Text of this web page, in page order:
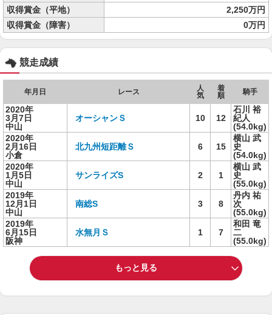
収得賞金（平地）
2,250万円
収得賞金（障害）
0万円
競走成績
年月日 レース
人
気
着
順
騎手
2020年
3月7日
中山
オーシャンＳ 10 12
石川 裕
紀人
(54.0kg)
2020年
2月16日
小倉
北九州短距離Ｓ 6 15
横山 武
史
(54.0kg)
2020年
1月5日
中山
サンライズS 2 1
横山 武
史
(55.0kg)
2019年
12月1日
中山
南総S 3 8
丹内 祐
次
(55.0kg)
2019年
6月15日
阪神
水無月Ｓ 1 7
和田 竜
二
(55.0kg)
もっと見る